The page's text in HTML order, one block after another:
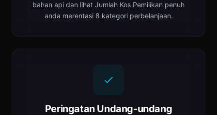
bahan api dan lihat Jumlah Kos Pemilikan penuh
anda merentasi 8 kategori perbelanjaan.
Peringatan Undang-undang